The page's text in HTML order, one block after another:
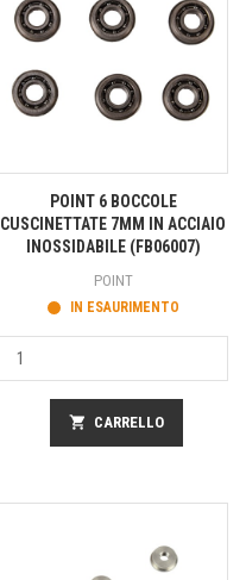
POINT 6 BOCCOLE
CUSCINETTATE 7MM IN ACCIAIO
INOSSIDABILE (FB06007)
POINT
IN ESAURIMENTO
shopping_cart CARRELLO